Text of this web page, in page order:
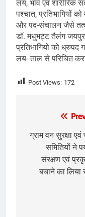
लय, भाव एवं
पश्चात, प्रतिभागियों
और पद-संचालन जैसे
डॉ. मधुभट्ट तैलंग जयपुर
प्रतिभागियो को
लय- ताल से परिचित
Post Views: 172
navigation
ग्राम वन सुरक्षा एवं
समितियों ने
संरक्षण एवं
बचाने का